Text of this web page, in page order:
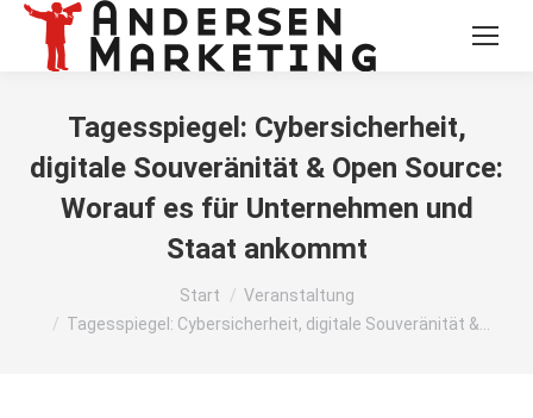
Tagesspiegel: Cybersicherheit,
digitale Souveränität & Open Source:
Worauf es für Unternehmen und
Staat ankommt
Sie befinden sich hier:Start
Veranstaltung
Tagesspiegel: Cybersicherheit, digitale Souveränität &…